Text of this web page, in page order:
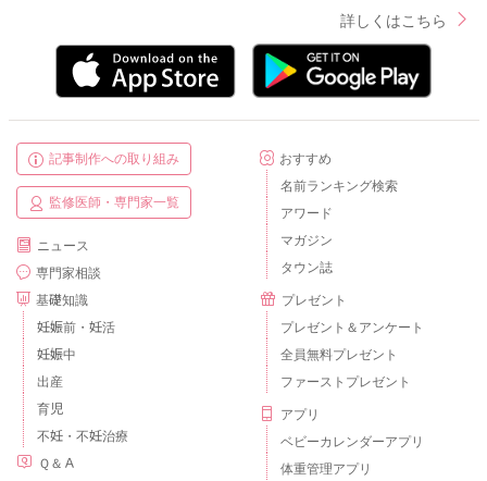
詳しくはこちら
記事制作への取り組み
監修医師・専門家一覧
ニュース
専門家相談
基礎知識
妊娠前・妊活
妊娠中
出産
育児
不妊・不妊治療
Ｑ＆Ａ
おすすめ
名前ランキング検索
アワード
マガジン
タウン誌
プレゼント
プレゼント＆アンケート
全員無料プレゼント
ファーストプレゼント
アプリ
ベビーカレンダーアプリ
体重管理アプリ